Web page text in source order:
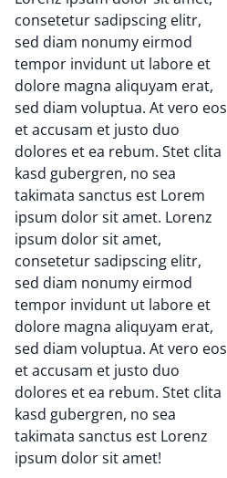
consetetur sadipscing elitr,
sed diam nonumy eirmod
tempor invidunt ut labore et
dolore magna aliquyam erat,
sed diam voluptua. At vero eos
et accusam et justo duo
dolores et ea rebum. Stet clita
kasd gubergren, no sea
takimata sanctus est Lorem
ipsum dolor sit amet. Lorenz
ipsum dolor sit amet,
consetetur sadipscing elitr,
sed diam nonumy eirmod
tempor invidunt ut labore et
dolore magna aliquyam erat,
sed diam voluptua. At vero eos
et accusam et justo duo
dolores et ea rebum. Stet clita
kasd gubergren, no sea
takimata sanctus est Lorenz
ipsum dolor sit amet!